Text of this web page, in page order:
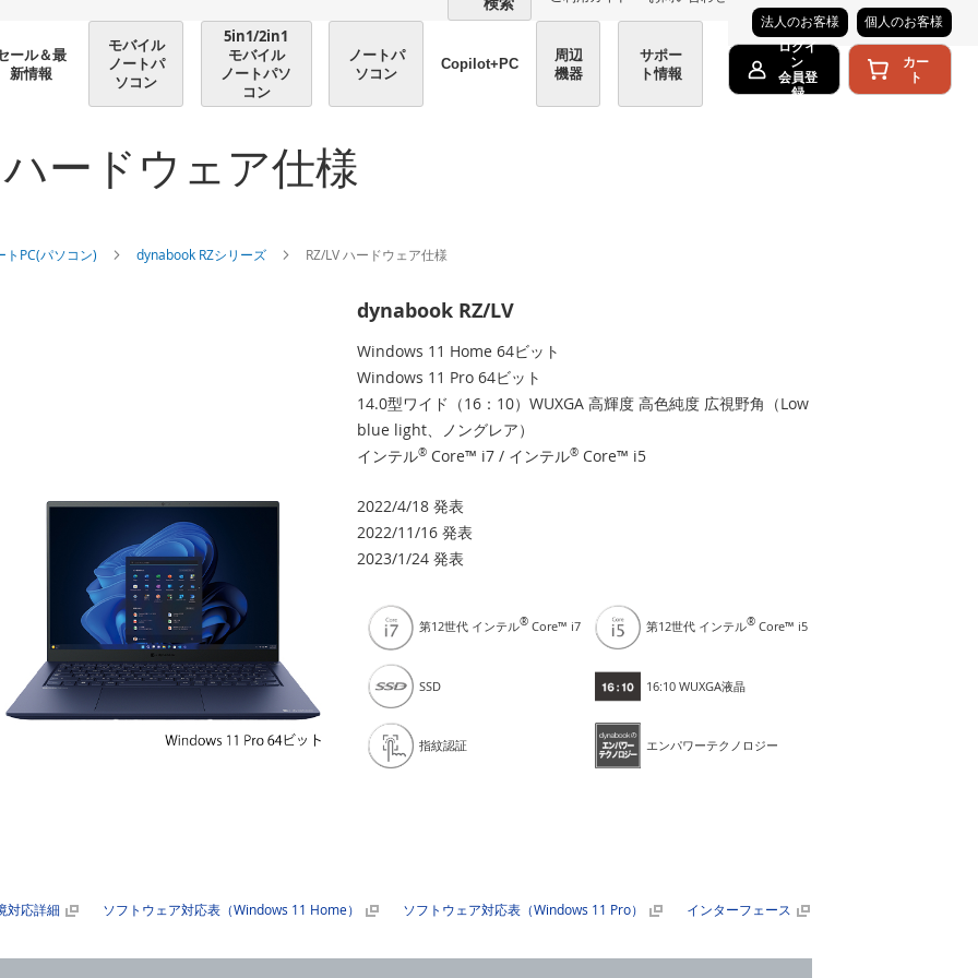
法人のお客様
個人のお客様
ール＆最
新情報
モバイル
ノートパ
ソコン
5in1/2in1
モバイル
ノートパソ
コン
ノートパ
ソコン
Copilot+PC
周辺
機器
サポー
ト情報
ログイ
ン
会員登
録
カー
ト
ードウェア仕様
トPC(パソコン) dynabook RZシリーズ RZ/LV ハードウェア仕様
dynabook RZ/LV
Windows 11 Home 64ビット
Windows 11 Pro 64ビット
14.0型ワイド（16：10）WUXGA 高輝度 高色純度 広視野角（Low
blue light、ノングレア）
インテル®Core™ i7 / インテル®Core™ i5
2022/4/18 発表
2022/11/16 発表
2023/1/24 発表
第12世代 インテル®Core™ i7
SSD
指紋認証
第12世代 インテル® Core™ i5
16:10 WUXGA液晶
エンパワーテクノロジー
対応詳細 ソフトウェア対応表（Windows 11 Home） ソフトウェア対応表（Windows 11 Pro） インターフェース